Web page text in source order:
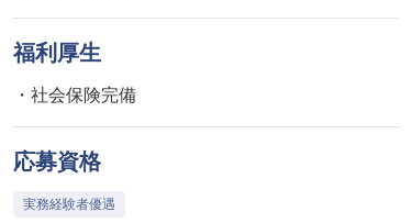
福利厚生
・社会保険完備
応募資格
実務経験者優遇